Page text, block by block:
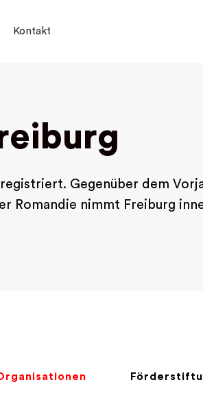
Kontakt
registriert. Gegenüber dem
Romandie nimmt Freiburg